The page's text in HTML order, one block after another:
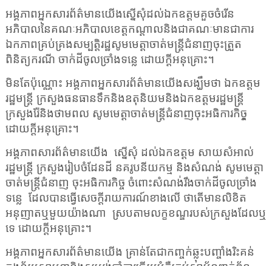
អង្គភាពអ្នកសារព័ត៌មានយើងស្នើសុំដល់ឯកឧត្តមគួចចំរើន
អភិបាលនៃគណៈអភិបាលខេត្តកណ្ដាលនិងជាគណៈមានជាការ
ឯកភាពគ្រប់គ្រងសម្បត្តិរដ្ឋសូមមេត្តាចាត់មន្ត្រីជំនាញចុះត្រួត
ពិនិត្យករណី ចាក់ដីចូលច្រាំងទន្លេ ដោយក្តីអនុគ្រោះ។
មិនតែប៉ុណ្ណោះ អង្គភាពអ្នកសារព័ត៌មានយើងសង្ឃឹមថា ឯកឧត្តម
រដ្ឋមន្ត្រី ក្រសួងធនធានទឹកនិងឧតុនិយមនិងឯកឧត្តមរដ្ឋមន្ត្រី
ក្រសួងរ៉ែនិងថាមពល សូមមេត្តាចាត់មន្ត្រីជំនាញចុះអធិការកិច្ច្
ដោយក្តីអនុគ្រោះ។
អង្គភាពសារព័ត៌មានយើង ស្នើសុំ ដល់ឯកឧត្តម សាយសំអាល់
រដ្ឋមន្ត្រី ក្រសួងរៀបចំដែនដី នគរូបនីយកម្ម និងសំណង់ សូមមេត្តា
ចាត់មន្ត្រីជំនាញ ចុះអធិការកិច្ច ចំពោះសំណង់រឹងចាក់ដីចូលច្រាំង
ទន្លេ ដែលបានធ្វើសេចក្តីរាយការណ៍ខាងលើ ថាតើមានលិខិត
អនុញាតឬមួយយ៉ាងណា ស្របតាមលក្ខខណ្ឌរបស់ក្រសួងដែលឬ
ទេ ដោយក្តីអនុគ្រោះ។
អង្គភាពអ្នកសារព័ត៌មានយើង គ្រាន់តែជាកញ្ចក់ឆ្លុះបញ្ចាំងរិះគន់